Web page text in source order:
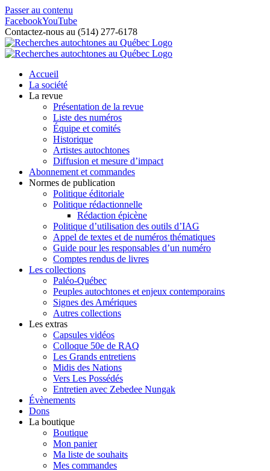
Passer au contenu
FacebookYouTube
Contactez-nous au (514) 277-6178
Accueil
La société
La revue
Présentation de la revue
Liste des numéros
Équipe et comités
Historique
Artistes autochtones
Diffusion et mesure d’impact
Abonnement et commandes
Normes de publication
Politique éditoriale
Politique rédactionnelle
Rédaction épicène
Politique d’utilisation des outils d’IAG
Appel de textes et de numéros thématiques
Guide pour les responsables d’un numéro
Comptes rendus de livres
Les collections
Paléo-Québec
Peuples autochtones et enjeux contemporains
Signes des Amériques
Autres collections
Les extras
Capsules vidéos
Colloque 50e de RAQ
Les Grands entretiens
Midis des Nations
Vers Les Possédés
Entretien avec Zebedee Nungak
Évènements
Dons
La boutique
Boutique
Mon panier
Ma liste de souhaits
Mes commandes